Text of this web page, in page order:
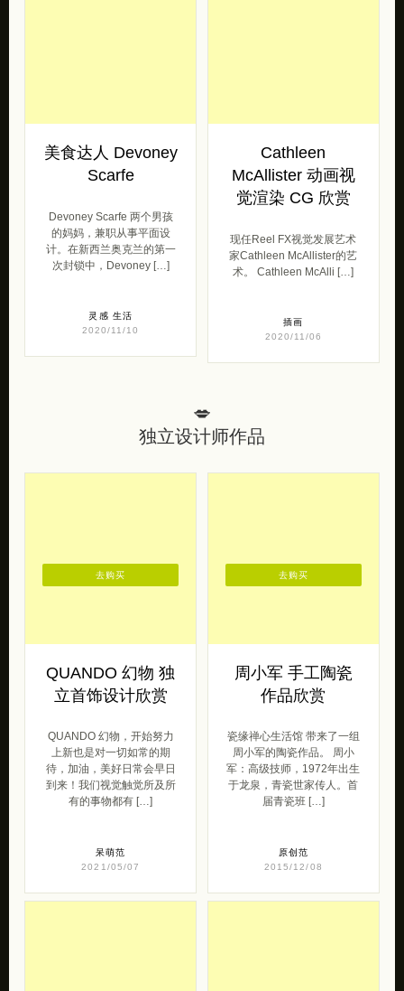
美食达人 Devoney
Scarfe
Devoney Scarfe 两个男孩
的妈妈，兼职从事平面设
计。在新西兰奥克兰的第一
次封锁中，Devoney […]
灵感 生活
2020/11/10
Cathleen
McAllister 动画视
觉渲染 CG 欣赏
现任Reel FX视觉发展艺术
家Cathleen McAllister的艺
术。 Cathleen McAlli […]
插画
2020/11/06
💋
独立设计师作品
QUANDO 幻物 独
立首饰设计欣赏
QUANDO 幻物，开始努力
上新也是对一切如常的期
待，加油，美好日常会早日
到来！我们视觉触觉所及所
有的事物都有 […]
呆萌范
2021/05/07
去购买
周小军 手工陶瓷
作品欣赏
瓷缘禅心生活馆 带来了一组
周小军的陶瓷作品。 周小
军：高级技师，1972年出生
于龙泉，青瓷世家传人。首
届青瓷班 […]
原创范
2015/12/08
去购买